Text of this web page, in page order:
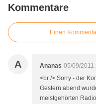
Kommentare
Einen
A Ananas 05/09/2011
<br /> Sorry - der
Gestern abend
meistgehörten